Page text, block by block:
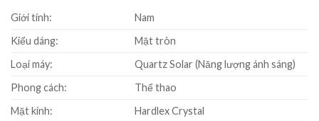
Giới tính:
Nam
Kiểu dáng:
Mặt tròn
Loại máy:
Quartz Solar (Năng lượng ánh sáng)
Phong cách:
Thể thao
Mặt kính:
Hardlex Crystal